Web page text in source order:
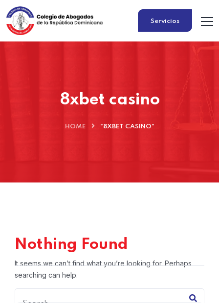
Servicios
8xbet casino
HOME "8XBET CASINO"
Nothing Found
It seems we can’t find what you’re looking for. Perhaps
searching can help.